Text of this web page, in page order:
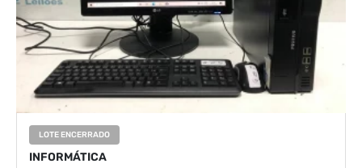
LOTE ENCERRADO
INFORMÁTICA